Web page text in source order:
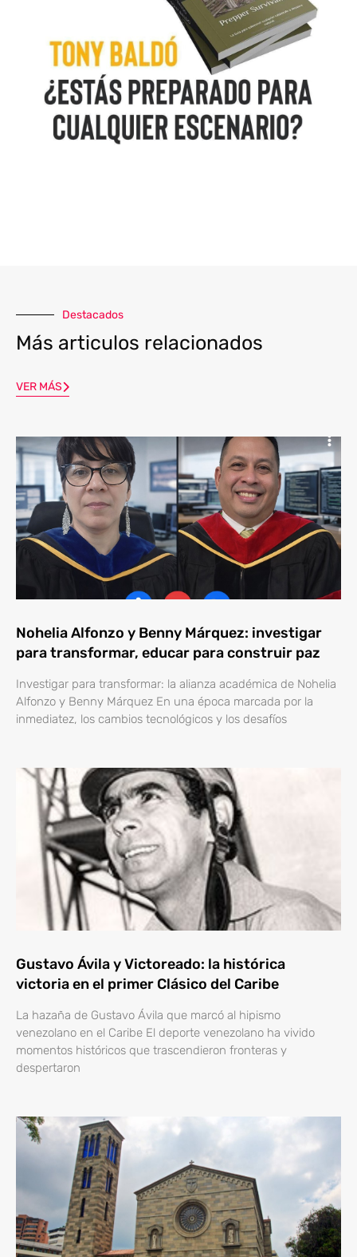
Destacados
Más articulos relacionados
VER MÁS
Nohelia Alfonzo y Benny Márquez: investigar
para transformar, educar para construir paz
Investigar para transformar: la alianza académica de Nohelia
Alfonzo y Benny Márquez En una época marcada por la
inmediatez, los cambios tecnológicos y los desafíos
Gustavo Ávila y Victoreado: la histórica
victoria en el primer Clásico del Caribe
La hazaña de Gustavo Ávila que marcó al hipismo
venezolano en el Caribe El deporte venezolano ha vivido
momentos históricos que trascendieron fronteras y
despertaron